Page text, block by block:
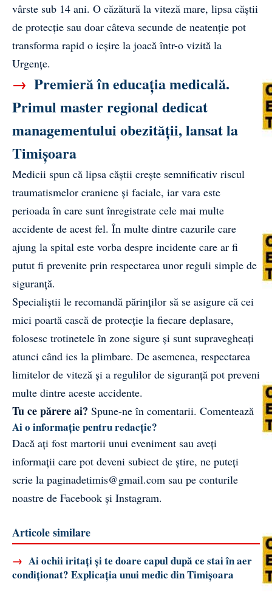
vârste sub 14 ani. O căzătură la viteză mare, lipsa căștii
de protecție sau doar câteva secunde de neatenție pot
transforma rapid o ieșire la joacă într-o vizită la
Urgențe.
→ Premieră în educația medicală.
Primul master regional dedicat
managementului obezității, lansat la
Timișoara
Medicii spun că lipsa căștii crește semnificativ riscul
traumatismelor craniene și faciale, iar vara este
perioada în care sunt înregistrate cele mai multe
accidente de acest fel. În multe dintre cazurile care
ajung la spital este vorba despre incidente care ar fi
putut fi prevenite prin respectarea unor reguli simple de
siguranță.
Specialiștii le recomandă părinților să se asigure că cei
mici poartă cască de protecție la fiecare deplasare,
folosesc trotinetele în zone sigure și sunt supravegheați
atunci când ies la plimbare. De asemenea, respectarea
limitelor de viteză și a regulilor de siguranță pot preveni
multe dintre aceste accidente.
Tu ce părere ai? Spune-ne în comentarii. Comentează
Ai o informație pentru redacție?
Dacă ați fost martorii unui eveniment sau aveți
informații care pot deveni subiect de știre, ne puteți
scrie la paginadetimis@gmail.com sau pe conturile
noastre de Facebook și Instagram.
Articole similare
→ Ai ochii iritați și te doare capul după ce stai în aer
condiționat? Explicația unui medic din Timișoara